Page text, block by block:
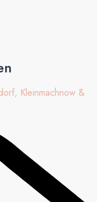
Kleinmachnow &